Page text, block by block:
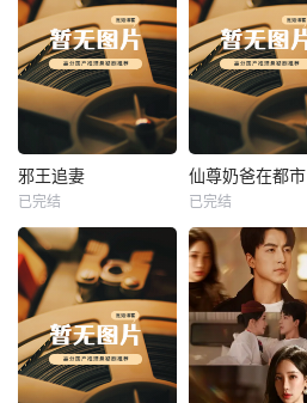
热播
邪王追妻
未知
邪王追妻
已完结
热播
未知
仙尊奶爸在都市
已完结